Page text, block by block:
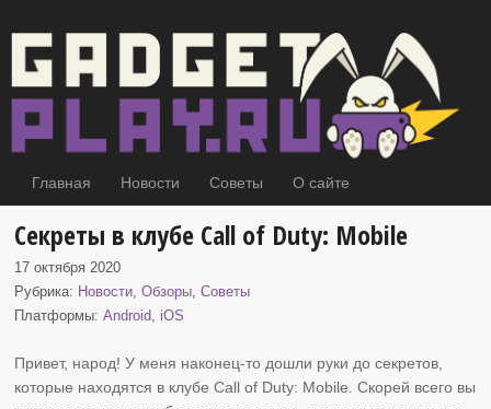
Главная Новости Советы О сайте
Секреты в клубе Call of Duty: Mobile
17 октября 2020
Рубрика: Новости,Обзоры,Советы
Платформы:Android, iOS
Привет, народ! У меня наконец-то дошли руки до секретов,
которые находятся в клубе Call of Duty: Mobile. Скорей всего вы